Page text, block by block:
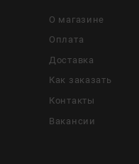
О магазине
Оплата
Доставка
Как заказать
Контакты
Вакансии